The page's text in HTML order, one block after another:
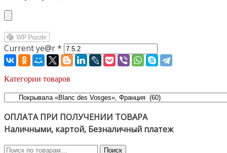
Current ye@r*
Категории товаров
ОПЛАТА ПРИ ПОЛУЧЕНИИ ТОВАРА
Наличными, картой, Безналичный платеж
Искать:
Поиск